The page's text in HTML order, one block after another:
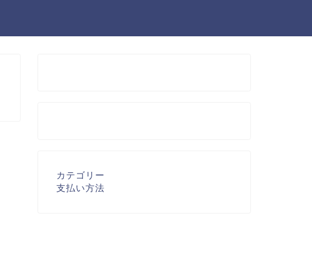
カテゴリー
支払い方法